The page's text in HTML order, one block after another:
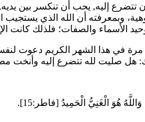
إليه, يحب أن تنكسر بين
وبمعرفته أن الله الذي
الأسماء والصفات؛ فلذلك كانت
مرة في هذا الشهر الكريم
هل صليت لله تتضرع إليه وأنخت
وَاللَّهُ هُوَ الْغَنِيُّ الْحَمِيدُ [فاطر:15].